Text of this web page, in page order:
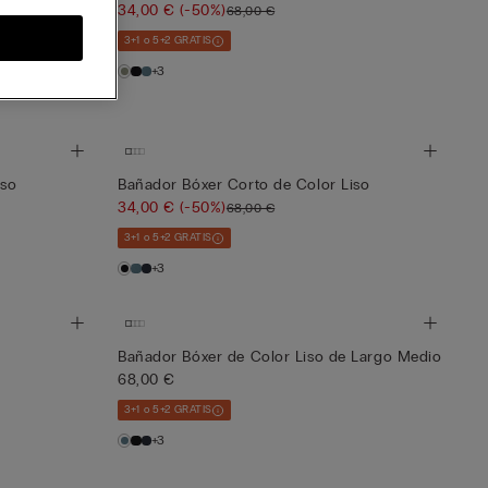
34,00 €(-50%)68,00 €
3+1 o 5+2 GRATIS
+3
Bañador Bóxer Corto de Color Liso
34,00 €(-50%)68,00 €
3+1 o 5+2 GRATIS
+3
Bañador Bóxer de Color Liso de Largo Medio
68,00 €
3+1 o 5+2 GRATIS
+3